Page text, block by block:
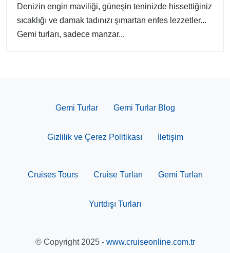
Denizin engin maviliği, güneşin teninizde hissettiğiniz
sıcaklığı ve damak tadınızı şımartan enfes lezzetler...
Gemi turları, sadece manzar...
Gemi Turlar Gemi Turlar Blog
Gizlilik ve Çerez Politikası İletişim
Cruises Tours Cruise Turları Gemi Turları
Yurtdışı Turları
© Copyright 2025 - www.cruiseonline.com.tr